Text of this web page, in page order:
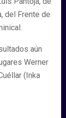
del Frente de
aún
Werner
(Inka